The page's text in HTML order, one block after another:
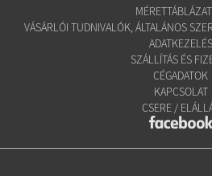
VÁSÁRLÓI TUDNIVALÓK, ÁLTALÁNOS
ADATKEZELÉS
SZÁLLÍTÁS ÉS
CÉGADATOK
KAPCSOLAT
CSERE /